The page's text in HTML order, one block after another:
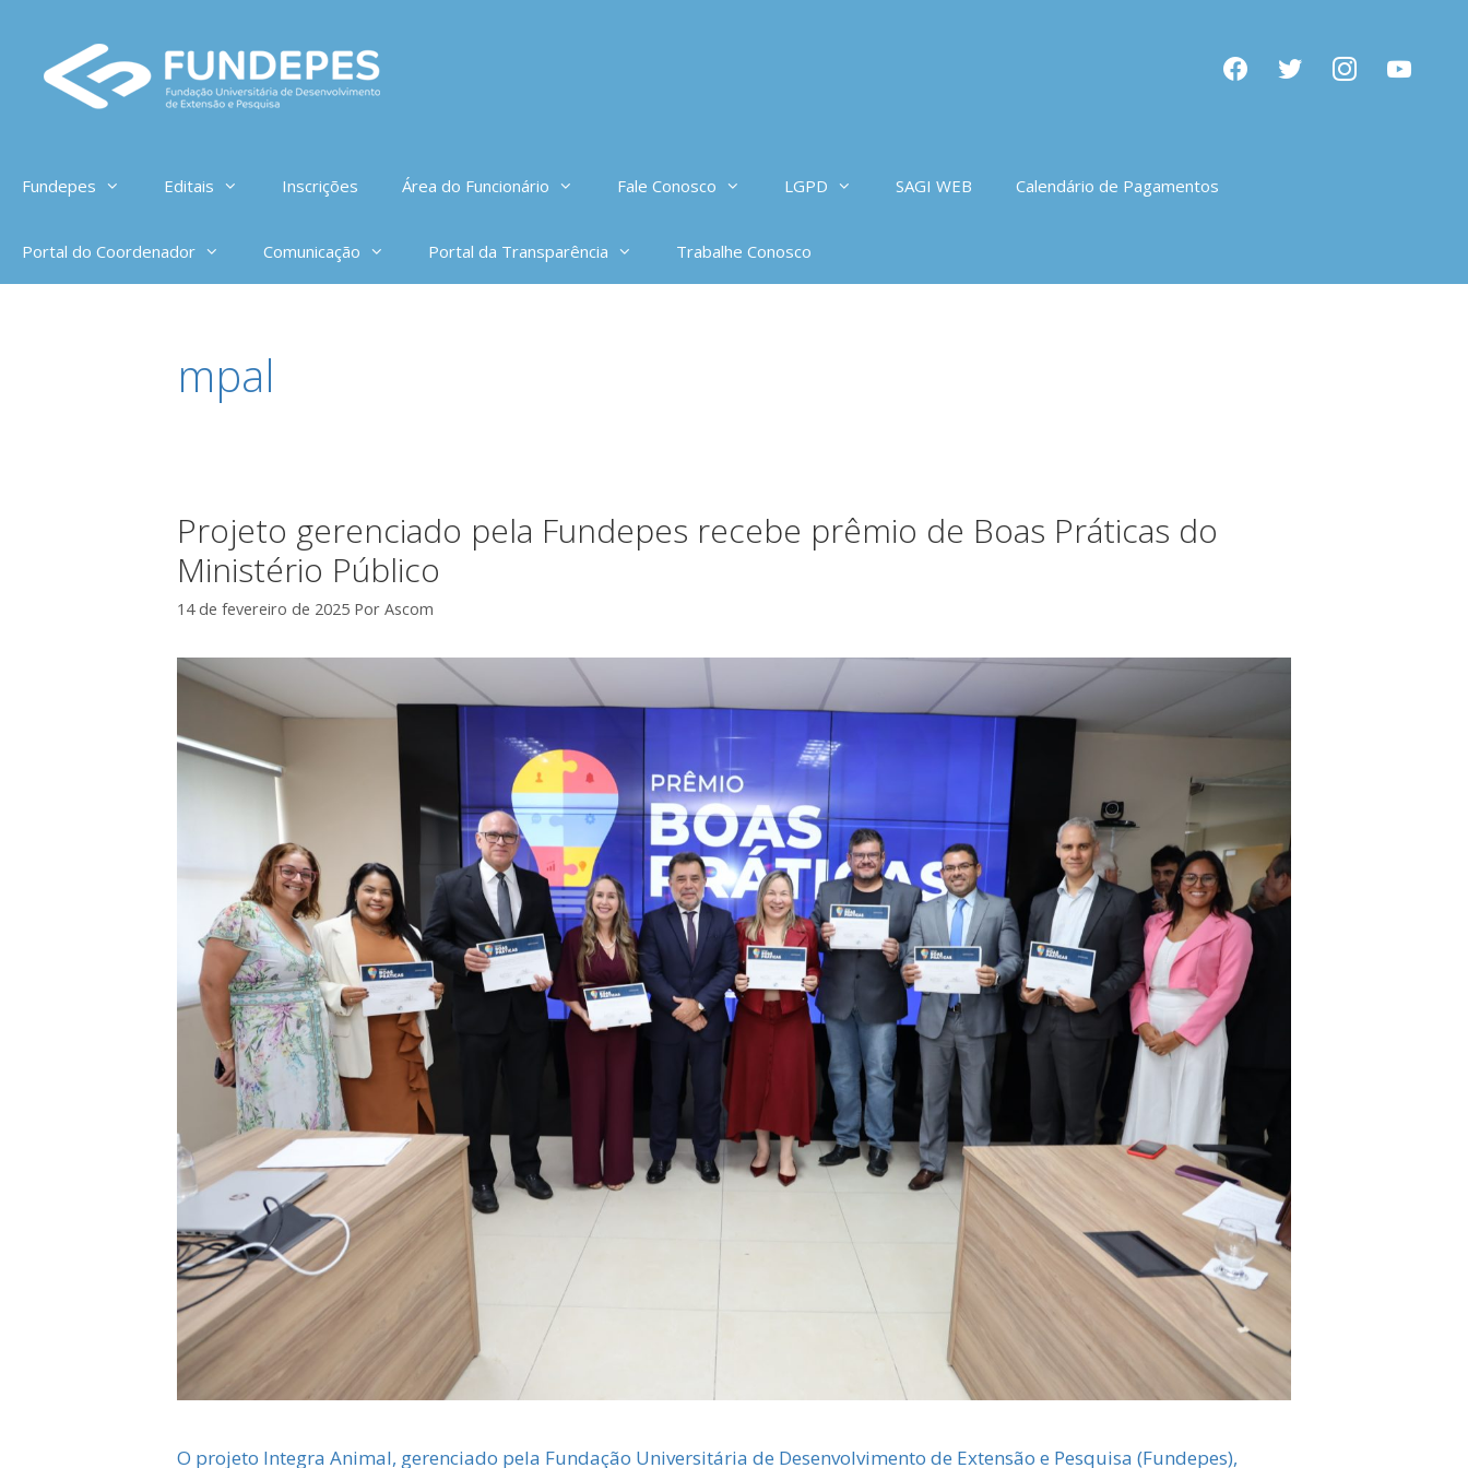
conteúdo
facebooktwitter instagramyoutube
Fundepes Editais Inscrições Área do Funcionário Fale Conosco LGPD SAGI WEB Calendário de Pagamentos
Portal do Coordenador Comunicação Portal da Transparência Trabalhe Conosco
mpal
Projeto gerenciado pela Fundepes recebe prêmio de Boas Práticas do
Ministério Público
14 de fevereiro de 2025 Por Ascom
O projeto Integra Animal, gerenciado pela Fundação Universitária de Desenvolvimento de Extensão e Pesquisa (Fundepes),